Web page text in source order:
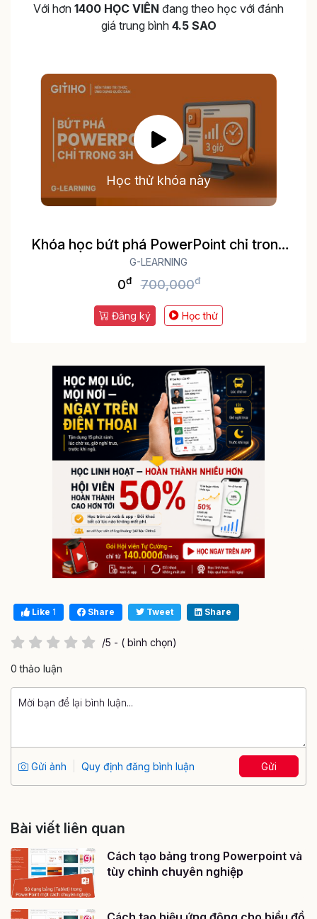
Với hơn 1400 HỌC VIÊN đang theo học với đánh
giá trung bình 4.5 SAO
Học thử khóa này
Khóa học bứt phá PowerPoint chỉ trong
3h
G-LEARNING
0đ 700,000đ
Đăng ký Học thử
Like 1 Share Tweet Share
/5 - ( bình chọn)
0 thảo luận
Gửi ảnh Quy định đăng bình luận Gửi
Bài viết liên quan
Cách tạo bảng trong Powerpoint và
tùy chỉnh chuyên nghiệp